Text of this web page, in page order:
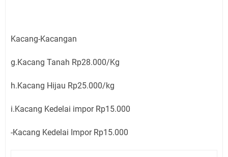
Kacang-Kacangan
g.Kacang Tanah Rp28.000/Kg
h.Kacang Hijau Rp25.000/kg
i.Kacang Kedelai impor Rp15.000
-Kacang Kedelai Impor Rp15.000